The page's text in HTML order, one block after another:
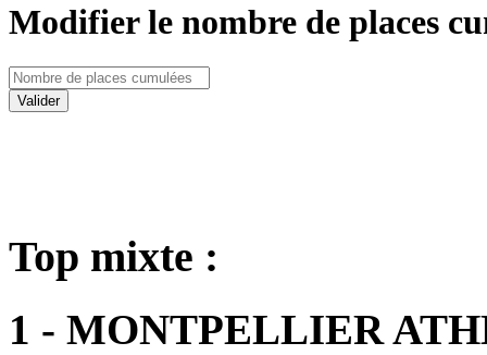
Modifier le nombre de places
Valider
Top mixte :
1 - MONTPELLIER